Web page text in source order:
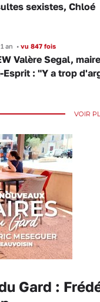
sexistes, Chloé
an •vu 847 fois
Valère Segal,
: "Y a trop
VOIR
Gard :